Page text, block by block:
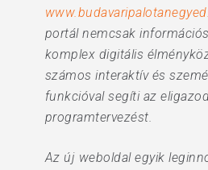
portál nemcsak
komplex digitális
számos interaktív és
funkcióval segíti az
programtervezést.
Az új weboldal egyik